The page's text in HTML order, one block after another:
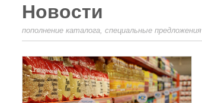
Новости
пополнение каталога, специальные предложения